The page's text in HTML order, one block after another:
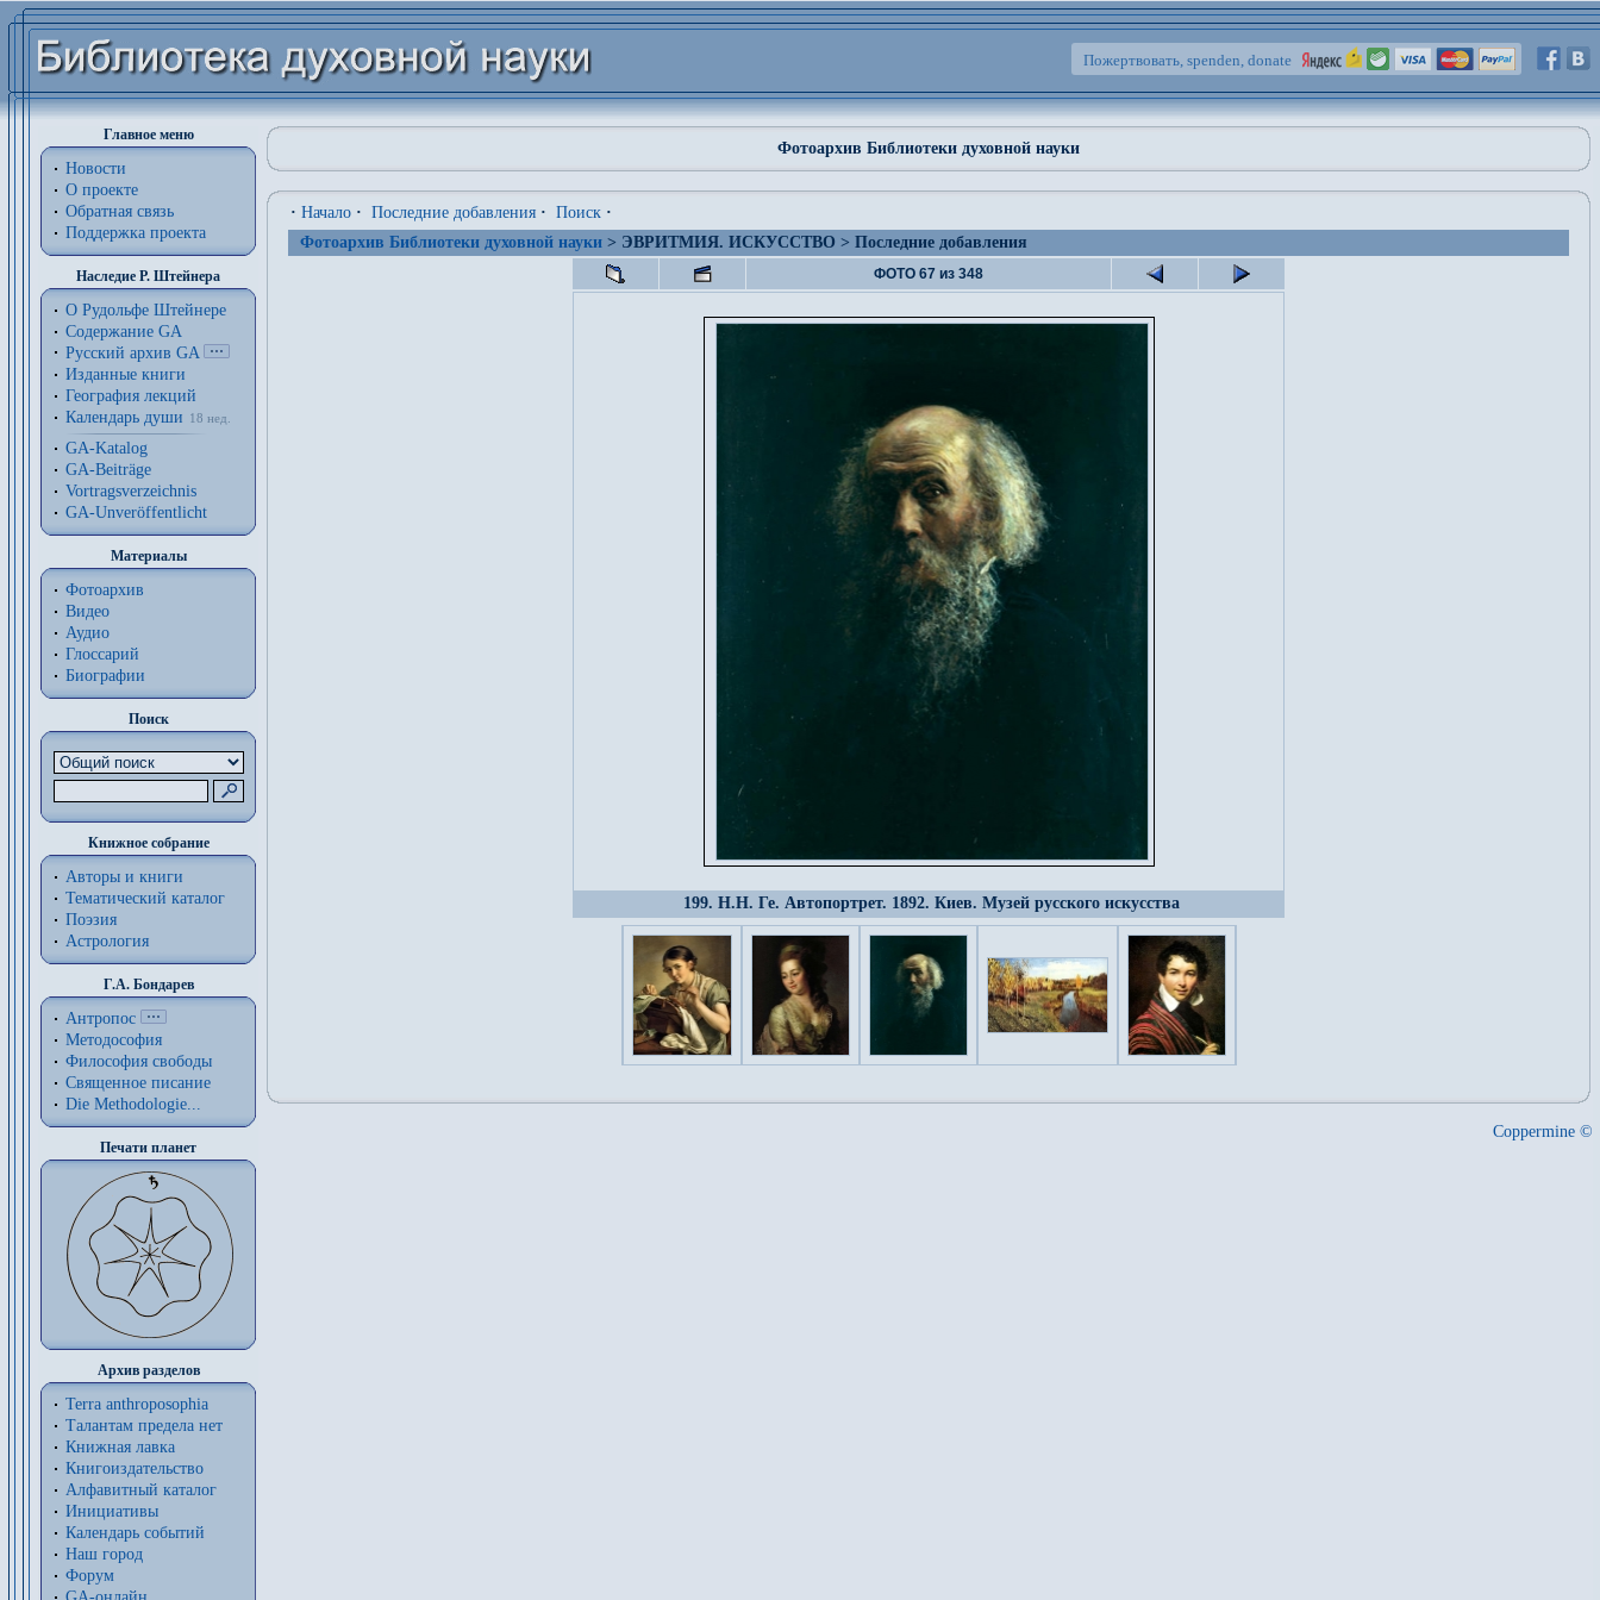
Пожертвовать, spenden, donate
Главное меню
Новости
О проекте
Обратная связь
Поддержка проекта
Наследие Р. Штейнера
О Рудольфе Штейнере
Содержание GA
Русский архив GA
Изданные книги
География лекций
Календарь души
18 нед.
GA-Katalog
GA-Beiträge
Vortragsverzeichnis
GA-Unveröffentlicht
Материалы
Фотоархив
Видео
Аудио
Глоссарий
Биографии
Поиск
Книжное собрание
Авторы и книги
Тематический каталог
Поэзия
Астрология
Г.А. Бондарев
Антропос
Методософия
Философия cвободы
Священное писание
Die Methodologie...
Печати планет
Архив разделов
Terra anthroposophia
Талантам предела нет
Книжная лавка
Книгоиздательство
Алфавитный каталог
Инициативы
Календарь событий
Наш город
Форум
Фотоархив Библиотеки духовной науки
· Начало · Последние добавления · Поиск ·
Фотоархив Библиотеки духовной науки > ЭВРИТМИЯ. ИСКУССТВО > Последние добавления
ФОТО 67 из 348
199. Н.Н. Ге. Автопортрет. 1892. Киев. Музей русского искусства
Coppermine ©